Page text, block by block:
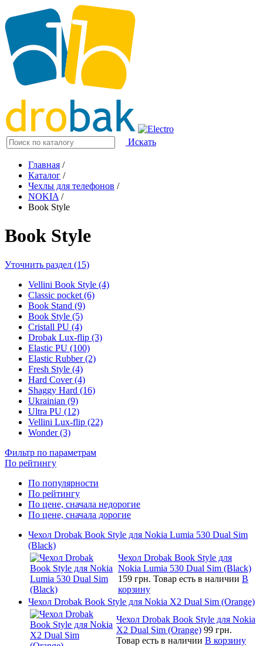
Искать
Главная /
Каталог /
Чехлы для телефонов /
NOKIA /
Book Style
Book Style
Уточнить раздел (15)
Vellini Book Style (4)
Classic pocket (6)
Book Stand (9)
Book Style (5)
Cristall PU (4)
Drobak Lux-flip (3)
Elastic PU (100)
Elastic Rubber (2)
Fresh Style (4)
Hard Cover (4)
Shaggy Hard (16)
Ukrainian (9)
Ultra PU (12)
Vellini Lux-flip (22)
Wonder (3)
Фильтр по параметрам
По рейтингу
По популярности
По рейтингу
По цене, сначала недорогие
По цене, сначала дорогие
Чехол Drobak Book Style для Nokia Lumia 530 Dual Sim
(Black)
Чехол Drobak Book Style для
Nokia Lumia 530 Dual Sim (Black)
159 грн. Товар есть в наличии В
корзину
Чехол Drobak Book Style для Nokia X2 Dual Sim (Orange)
Чехол Drobak Book Style для Nokia
X2 Dual Sim (Orange) 99 грн.
Товар есть в наличии В корзину